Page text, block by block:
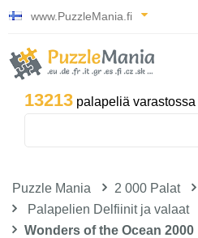
www.PuzzleMania.fi
13213 palapeliä varastossa
Puzzle Mania 2 000 Palat
Palapelien Delfiinit ja valaat
Wonders of the Ocean 2000